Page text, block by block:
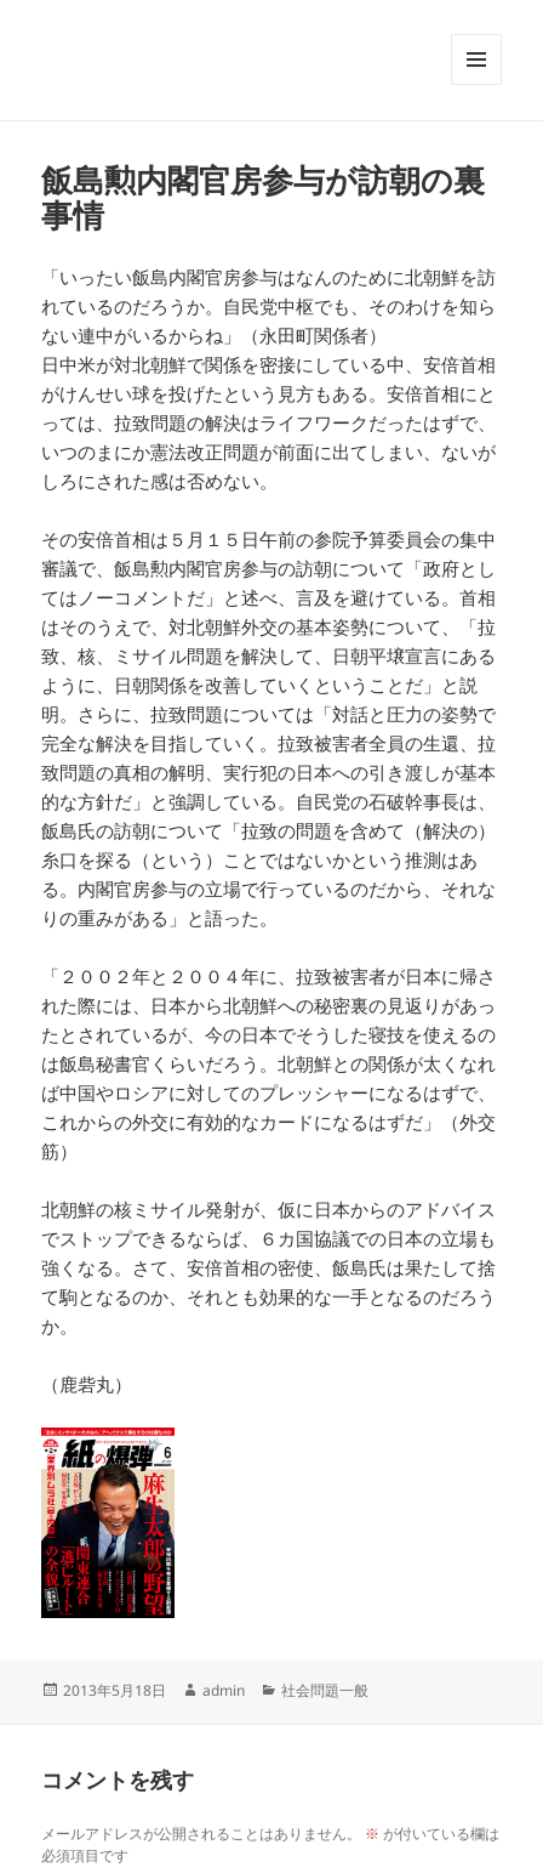
ット
飯島勲内閣官房参与が訪朝の裏
事情
「いったい飯島内閣官房参与はなんのために北朝鮮を訪
れているのだろうか。自民党中枢でも、そのわけを知ら
ない連中がいるからね」（永田町関係者）
日中米が対北朝鮮で関係を密接にしている中、安倍首相
がけんせい球を投げたという見方もある。安倍首相にと
っては、拉致問題の解決はライフワークだったはずで、
いつのまにか憲法改正問題が前面に出てしまい、ないが
しろにされた感は否めない。
その安倍首相は５月１５日午前の参院予算委員会の集中
審議で、飯島勲内閣官房参与の訪朝について「政府とし
てはノーコメントだ」と述べ、言及を避けている。首相
はそのうえで、対北朝鮮外交の基本姿勢について、「拉
致、核、ミサイル問題を解決して、日朝平壌宣言にある
ように、日朝関係を改善していくということだ」と説
明。さらに、拉致問題については「対話と圧力の姿勢で
完全な解決を目指していく。拉致被害者全員の生還、拉
致問題の真相の解明、実行犯の日本への引き渡しが基本
的な方針だ」と強調している。自民党の石破幹事長は、
飯島氏の訪朝について「拉致の問題を含めて（解決の）
糸口を探る（という）ことではないかという推測はあ
る。内閣官房参与の立場で行っているのだから、それな
りの重みがある」と語った。
「２００２年と２００４年に、拉致被害者が日本に帰さ
れた際には、日本から北朝鮮への秘密裏の見返りがあっ
たとされているが、今の日本でそうした寝技を使えるの
は飯島秘書官くらいだろう。北朝鮮との関係が太くなれ
ば中国やロシアに対してのプレッシャーになるはずで、
これからの外交に有効的なカードになるはずだ」（外交
筋）
北朝鮮の核ミサイル発射が、仮に日本からのアドバイス
でストップできるならば、６カ国協議での日本の立場も
強くなる。さて、安倍首相の密使、飯島氏は果たして捨
て駒となるのか、それとも効果的な一手となるのだろう
か。
（鹿砦丸）
投
2013年5月18日
作
admin
カ
社会問題一般
コメントを残す
メールアドレスが公開されることはありません。 ※ が付いている欄は
必須項目です